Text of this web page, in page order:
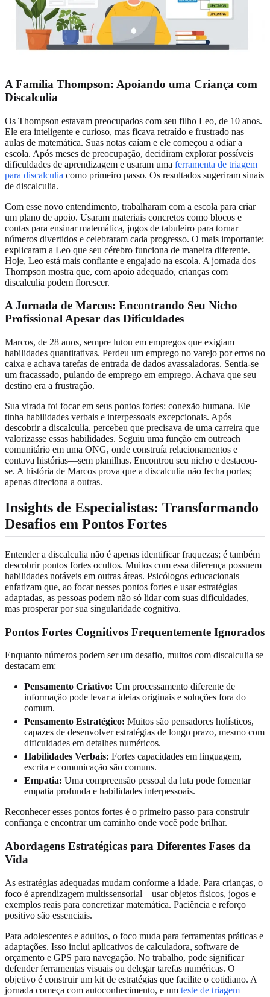
A Família Thompson: Apoiando uma Criança com
Discalculia
Os Thompson estavam preocupados com seu filho Leo, de 10 anos.
Ele era inteligente e curioso, mas ficava retraído e frustrado nas
aulas de matemática. Suas notas caíam e ele começou a odiar a
escola. Após meses de preocupação, decidiram explorar possíveis
dificuldades de aprendizagem e usaram uma ferramenta de triagem
para discalculia como primeiro passo. Os resultados sugeriram sinais
de discalculia.
Com esse novo entendimento, trabalharam com a escola para criar
um plano de apoio. Usaram materiais concretos como blocos e
contas para ensinar matemática, jogos de tabuleiro para tornar
números divertidos e celebraram cada progresso. O mais importante:
explicaram a Leo que seu cérebro funciona de maneira diferente.
Hoje, Leo está mais confiante e engajado na escola. A jornada dos
Thompson mostra que, com apoio adequado, crianças com
discalculia podem florescer.
A Jornada de Marcos: Encontrando Seu Nicho
Profissional Apesar das Dificuldades
Marcos, de 28 anos, sempre lutou em empregos que exigiam
habilidades quantitativas. Perdeu um emprego no varejo por erros no
caixa e achava tarefas de entrada de dados avassaladoras. Sentia-se
um fracassado, pulando de emprego em emprego. Achava que seu
destino era a frustração.
Sua virada foi focar em seus pontos fortes: conexão humana. Ele
tinha habilidades verbais e interpessoais excepcionais. Após
descobrir a discalculia, percebeu que precisava de uma carreira que
valorizasse essas habilidades. Seguiu uma função em outreach
comunitário em uma ONG, onde construía relacionamentos e
contava histórias—sem planilhas. Encontrou seu nicho e destacou-
se. A história de Marcos prova que a discalculia não fecha portas;
apenas direciona a outras.
Insights de Especialistas: Transformando
Desafios em Pontos Fortes
Entender a discalculia não é apenas identificar fraquezas; é também
descobrir pontos fortes ocultos. Muitos com essa diferença possuem
habilidades notáveis em outras áreas. Psicólogos educacionais
enfatizam que, ao focar nesses pontos fortes e usar estratégias
adaptadas, as pessoas podem não só lidar com suas dificuldades,
mas prosperar por sua singularidade cognitiva.
Pontos Fortes Cognitivos Frequentemente Ignorados
Enquanto números podem ser um desafio, muitos com discalculia se
destacam em:
Pensamento Criativo: Um processamento diferente de
informação pode levar a ideias originais e soluções fora do
comum.
Pensamento Estratégico: Muitos são pensadores holísticos,
capazes de desenvolver estratégias de longo prazo, mesmo com
dificuldades em detalhes numéricos.
Habilidades Verbais: Fortes capacidades em linguagem,
escrita e comunicação são comuns.
Empatia: Uma compreensão pessoal da luta pode fomentar
empatia profunda e habilidades interpessoais.
Reconhecer esses pontos fortes é o primeiro passo para construir
confiança e encontrar um caminho onde você pode brilhar.
Abordagens Estratégicas para Diferentes Fases da
Vida
As estratégias adequadas mudam conforme a idade. Para crianças, o
foco é aprendizagem multissensorial—usar objetos físicos, jogos e
exemplos reais para concretizar matemática. Paciência e reforço
positivo são essenciais.
Para adolescentes e adultos, o foco muda para ferramentas práticas e
adaptações. Isso inclui aplicativos de calculadora, software de
orçamento e GPS para navegação. No trabalho, pode significar
defender ferramentas visuais ou delegar tarefas numéricas. O
objetivo é construir um kit de estratégias que facilite o cotidiano. A
jornada começa com autoconhecimento, e um teste de triagem